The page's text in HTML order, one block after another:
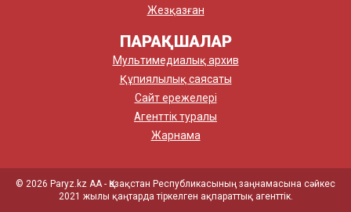
Жезқазған
ПАРАҚШАЛАР
Мультимедиалық архив
Құпиялылық саясаты
Сайт ережелері
Агенттік туралы
Жарнама
© 2026 Paryz.kz АА - Қазақстан Республикасының заңнамасына сәйкес
2021 жылы қаңтарда тіркелген ақпараттық агенттік.